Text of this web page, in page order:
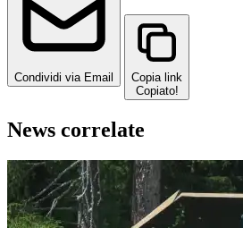
Condividi via Email
Copia link
Copiato!
News correlate